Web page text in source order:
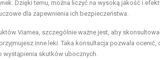
Dzięki temu, można liczyć na wysoką jakość i
dla zapewnienia ich bezpieczeństwa.
Viamea, szczególnie ważne jest, aby
inne leki. Taka konsultacja pozwala
skutków ubocznych.